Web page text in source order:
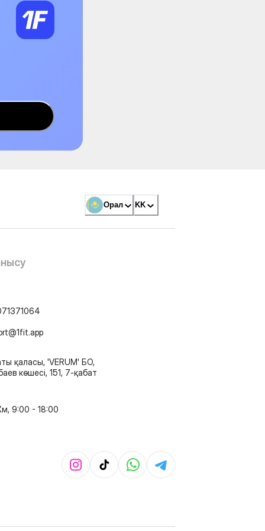
Орал KK
қаласы, 'VERUM' БО,
көшесі, 151, 7-қабат
9:00 - 18:00